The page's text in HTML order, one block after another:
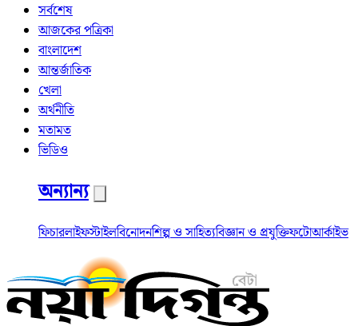
সর্বশেষ
আজকের পত্রিকা
বাংলাদেশ
আন্তর্জাতিক
খেলা
অর্থনীতি
মতামত
ভিডিও
অন্যান্য
ফিচারলাইফস্টাইলবিনোদনশিল্প ও সাহিত্যবিজ্ঞান ও প্রযুক্তিফটোআর্কাইভ